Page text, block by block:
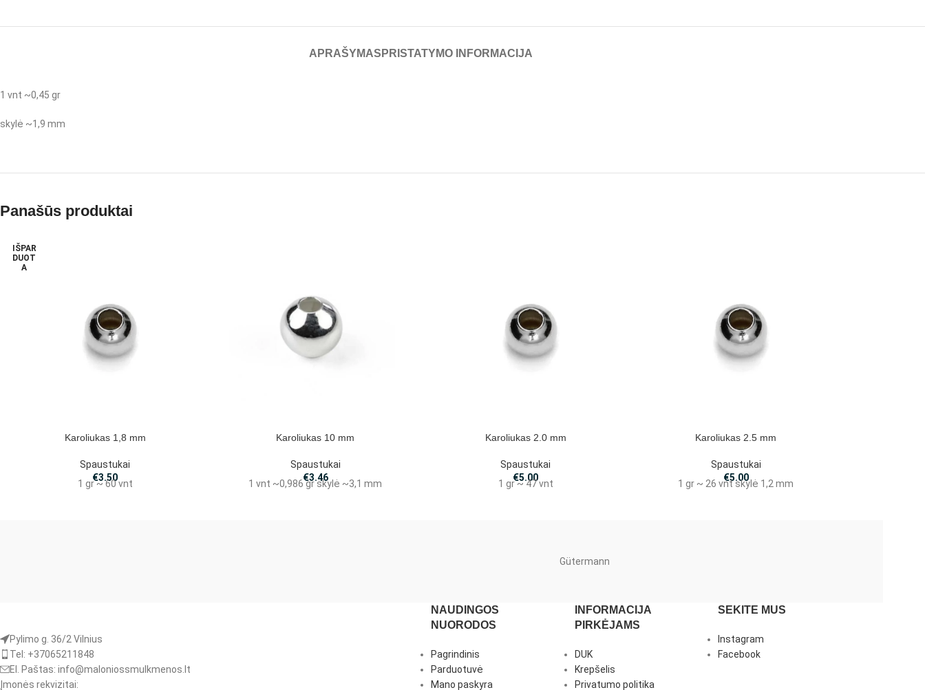
APRAŠYMAS PRISTATYMO INFORMACIJA
1 vnt ~0,45 gr
skylė ~1,9 mm
Panašūs produktai
IŠPAR
DUOT
A
Karoliukas 1,8 mm
Spaustukai
€3.50
1 gr ~ 60 vnt
Karoliukas 10 mm
Spaustukai
€3.46
1 vnt ~0,986 gr skylė ~3,1 mm
Karoliukas 2.0 mm
Spaustukai
€5.00
1 gr ~ 47 vnt
Karoliukas 2.5 mm
Spaustukai
€5.00
1 gr ~ 26 vnt skylė 1,2 mm
Gütermann
Pylimo g. 36/2 Vilnius
Tel: +37065211848
El. Paštas: info@maloniossmulkmenos.lt
Įmonės rekvizitai:
NAUDINGOS
NUORODOS
Pagrindinis
Parduotuvė
Mano paskyra
INFORMACIJA
PIRKĖJAMS
DUK
Krepšelis
Privatumo politika
SEKITE MUS
Instagram
Facebook